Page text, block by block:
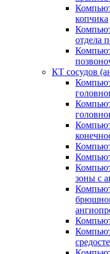
копчика
отдела
КТ сосудов
зоны с